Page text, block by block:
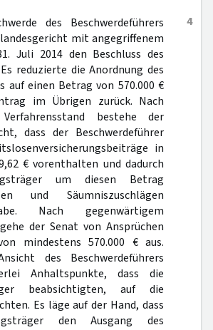
4
des Beschwerdeführers
mit angegriffenem
Juli 2014 den Beschluss des
reduzierte die Anordnung des
auf einen Betrag von 570.000 €
im Übrigen zurück. Nach
bestehe der
dass der Beschwerdeführer
in
€ vorenthalten und dadurch
um diesen Betrag
und Säumniszuschlägen
Nach gegenwärtigem
der Senat von Ansprüchen
mindestens 570.000 € aus.
des Beschwerdeführers
Anhaltspunkte, dass die
beabsichtigten, auf die
Es läge auf der Hand, dass
den Ausgang des